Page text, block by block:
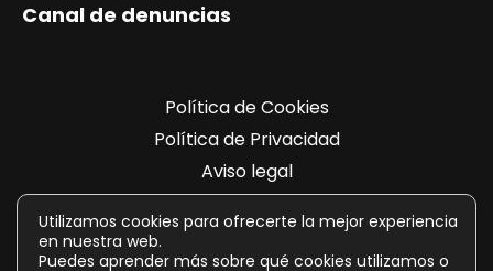
Canal de denuncias
Política de Cookies
Política de Privacidad
Aviso legal
Registro de actividades
Utilizamos cookies para ofrecerte la mejor experiencia
en nuestra web.
Puedes aprender más sobre qué cookies utilizamos o